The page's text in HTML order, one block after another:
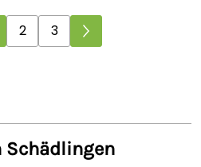
2 3
Schädlingen